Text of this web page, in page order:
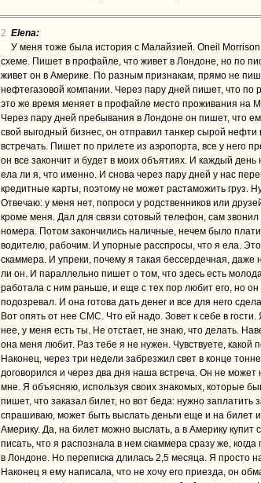
2 Elena:
У меня тоже была история с Малайзией. Oneil
схеме. Пишет в профайле, что живет в Лондоне, но по
живет он в Америке. По разным признакам, прямо не
нефтегазовой компании. Через пару дней пишет, что по
это же время меняет в профайле место проживания на
Через пару дней пребывания в Лондоне он пишет, что
свой выгодный бизнес, он отправил танкер сырой
встречать. Пишет по прилете из аэропорта, все у него
он все закончит и будет в моих объятиях. И каждый
ела ли я, что именно. И снова через пару дней у нас
кредитные карты, поэтому не может растаможить груз.
Отвечаю: у меня нет, попроси у родственников или
кроме меня. Дал для связи сотовый телефон, сам
номера. Потом закончились наличные, нечем было
водителю, рабочим. И упорные расспросы, что я ела.
скаммера. И упреки, почему я такая бессердечная, даже
ли он. И параллельно пишет о том, что здесь есть
работала с ним раньше, и еще с тех пор любит его, но
подозревал. И она готова дать денег и все для него
Вот опять от нее СМС. Что ей надо. Зовет к себе в гости.
нее, у меня есть ты. Не отстает, не знаю, что делать.
она меня любит. Раз тебе я не нужен. Чувствуете, какой
Наконец, через три недели забрезжил свет в конце
договорился и через два дня наша встреча. Он не может
мне. Я объясняю, используя своих знакомых, которые
пишет, что заказал билет, но вот беда: нужно заплатить
спрашиваю, может быть выслать деньги еще и на билет и
Америку. Да, на билет можно выслать, а в Америку купит
писать, что я распознала в нем скаммера сразу же,
в Лондоне. Но переписка длилась 2,5 месяца. Я просто
Наконец я ему написала, что не хочу его приезда, он